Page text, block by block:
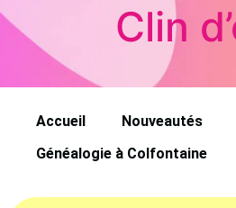
Clin
Accueil Nouveautés
Généalogie à Colfontaine